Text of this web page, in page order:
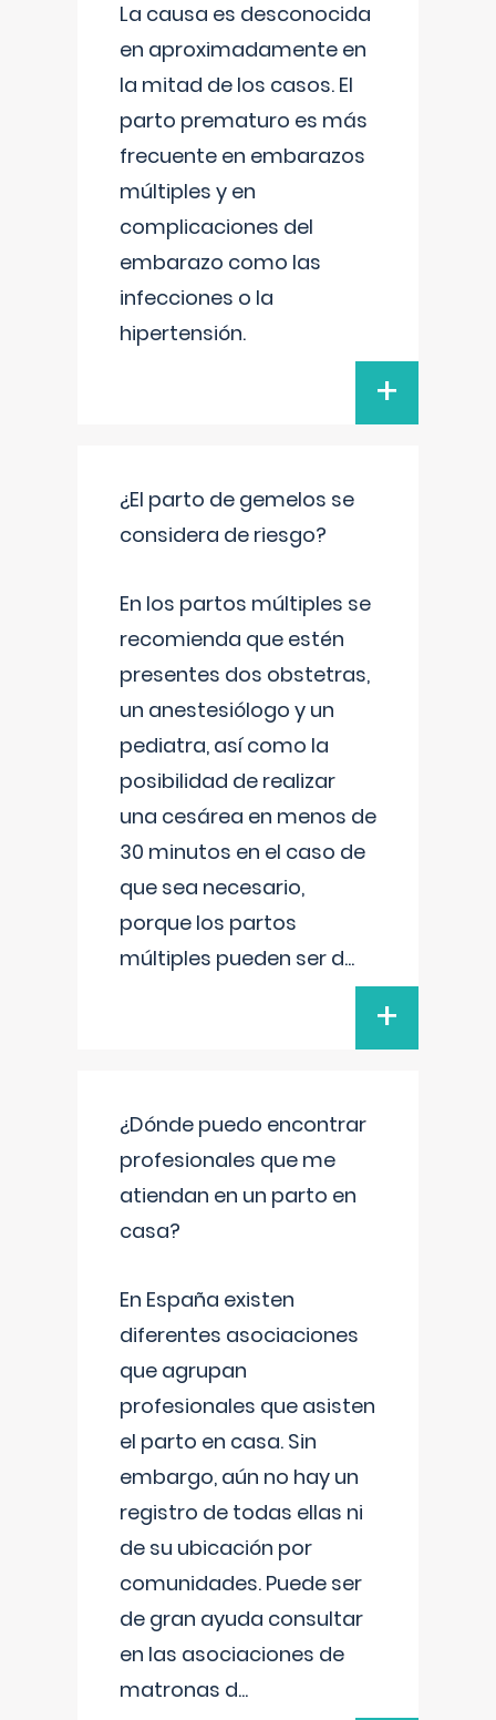
La causa es desconocida
en aproximadamente en
la mitad de los casos. El
parto prematuro es más
frecuente en embarazos
múltiples y en
complicaciones del
embarazo como las
infecciones o la
hipertensión.
+
¿El parto de gemelos se
considera de riesgo?
En los partos múltiples se
recomienda que estén
presentes dos obstetras,
un anestesiólogo y un
pediatra, así como la
posibilidad de realizar
una cesárea en menos de
30 minutos en el caso de
que sea necesario,
porque los partos
múltiples pueden ser d...
+
¿Dónde puedo encontrar
profesionales que me
atiendan en un parto en
casa?
En España existen
diferentes asociaciones
que agrupan
profesionales que asisten
el parto en casa. Sin
embargo, aún no hay un
registro de todas ellas ni
de su ubicación por
comunidades. Puede ser
de gran ayuda consultar
en las asociaciones de
matronas d...